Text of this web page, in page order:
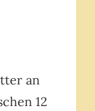
an
12